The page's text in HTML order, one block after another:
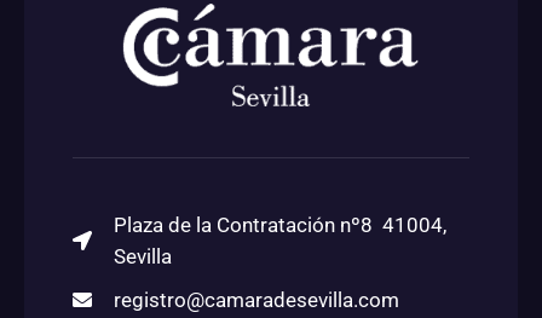
Plaza de la Contratación nº8 41004,
Sevilla
registro@camaradesevilla.com